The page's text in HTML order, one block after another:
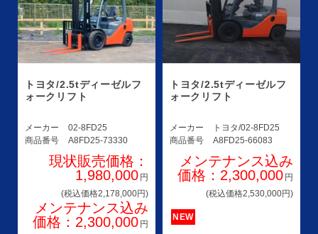
トヨタ/2.5tディーゼルフ
ォークリフト
メーカー
02-8FD25
商品番号
A8FD25-73330
現状販売価格：
1,980,000 円
(税込価格2,178,000円)
メンテナンス込み
価格：2,300,000 円
トヨタ/2.5tディーゼルフ
ォークリフト
メーカー
トヨタ/02-8FD25
商品番号
A8FD25-66083
メンテナンス込み
価格：2,300,000 円
(税込価格2,530,000円)
NEW